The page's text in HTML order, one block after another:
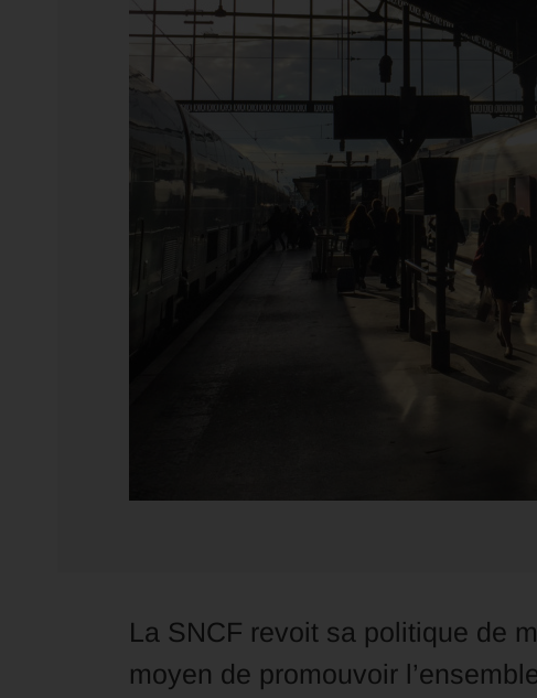
La SNCF revoit sa politique de
moyen de promouvoir